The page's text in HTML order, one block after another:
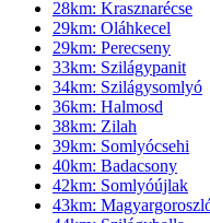
28km: Krasznarécse
29km: Oláhkecel
29km: Perecseny
33km: Szilágypanit
34km: Szilágysomlyó
36km: Halmosd
38km: Zilah
39km: Somlyócsehi
40km: Badacsony
42km: Somlyóújlak
43km: